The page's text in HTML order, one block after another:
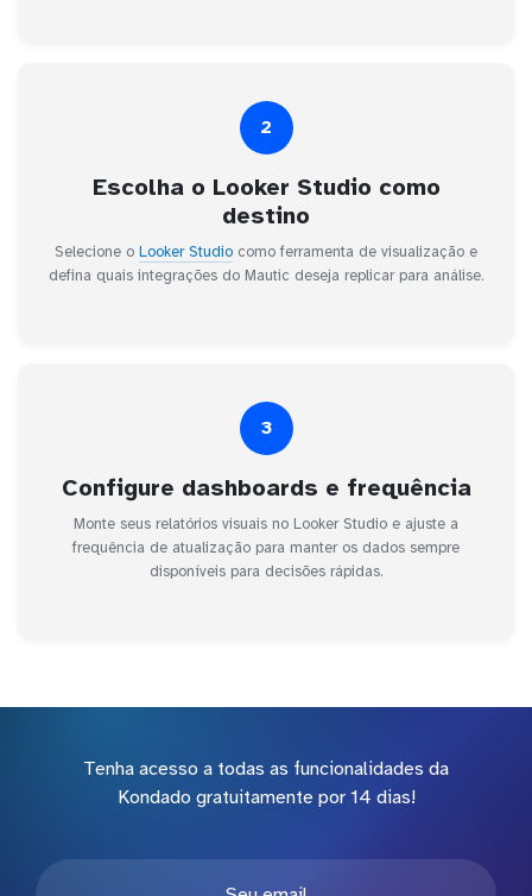
2
Escolha o Looker Studio como
destino
Selecione o Looker Studio como ferramenta de visualização e
defina quais integrações do Mautic deseja replicar para análise.
3
Configure dashboards e frequência
Monte seus relatórios visuais no Looker Studio e ajuste a
frequência de atualização para manter os dados sempre
disponíveis para decisões rápidas.
Tenha acesso a todas as funcionalidades da
Kondado gratuitamente por 14 dias!